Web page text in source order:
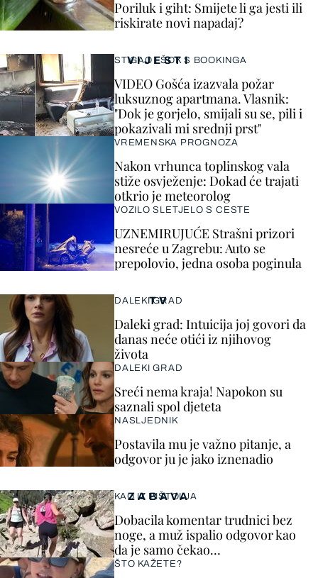
VIJESTI
STIGAO I ŠOK S BOOKINGA
VIDEO Gošća izazvala požar
luksuznog apartmana. Vlasnik:
"Dok je gorjelo, smijali su se, pili i
pokazivali mi srednji prst"
VREMENSKA PROGNOZA
Nakon vrhunca toplinskog vala
stiže osvježenje: Dokad će trajati
otkrio je meteorolog
VOZILO SLETJELO S CESTE
UZNEMIRUJUĆE Strašni prizori
nesreće u Zagrebu: Auto se
prepolovio, jedna osoba poginula
Poriluk i giht: Smijete li ga jesti ili
riskirate novi napadaj?
ZABAVA
KAO IZ PIŠTOLJA
Dobacila komentar trudnici bez
noge, a muž ispalio odgovor kao
da je samo čekao…
ŠTO KAŽETE?
TV
DALEKI GRAD
Daleki grad: Intuicija joj govori da
danas neće otići iz njihovog
života
DALEKI GRAD
Sreći nema kraja! Napokon su
saznali spol djeteta
NASLJEDNIK
Postavila mu je važno pitanje, a
odgovor ju je jako iznenadio